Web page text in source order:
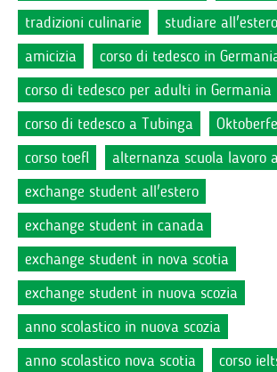
tradizioni culinarie
studiare all'estero
amicizia
corso di tedesco in
corso di tedesco per adulti in Germania
corso di tedesco a Tubinga
corso toefl
alternanza scuola lavoro
exchange student all'estero
exchange student in canada
exchange student in nova scotia
exchange student in nuova scozia
anno scolastico in nuova scozia
anno scolastico nova scotia
corso